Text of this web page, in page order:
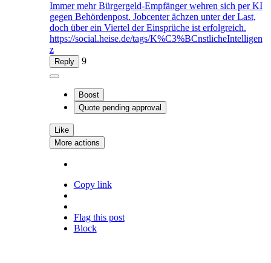
Immer mehr Bürgergeld-Empfänger wehren sich per KI
gegen Behördenpost. Jobcenter ächzen unter der Last,
doch über ein Viertel der Einsprüche ist erfolgreich.
https://social.heise.de/tags/K%C3%BCnstlicheIntelligen
z
Reply 9
Boost
Quote pending approval
Like
More actions
Copy link
Flag this post
Block